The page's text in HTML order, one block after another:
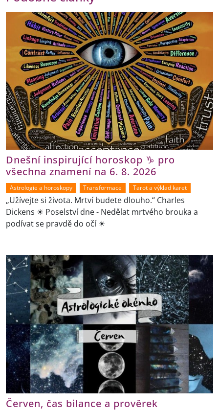
Dnešní inspirující horoskop ♑ pro
všechna znamení na 6. 8. 2026
Astrologie a horoskopy Transformace Tarot a výklad karet
„Užívejte si života. Mrtví budete dlouho.“ Charles
Dickens ☀ Poselství dne - Nedělat mrtvého brouka a
podívat se pravdě do očí ☀
Červen, čas bilance a prověrek